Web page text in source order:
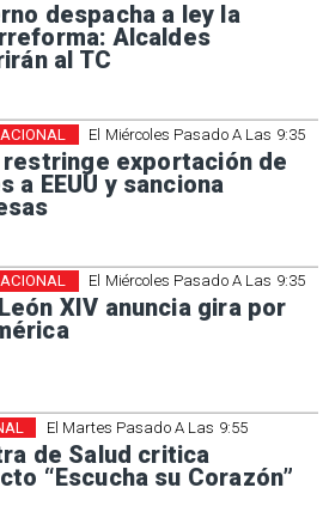
despacha a ley la
Alcaldes
al TC
El Miércoles Pasado A Las 9:35
restringe exportación de
a EEUU y sanciona
El Miércoles Pasado A Las 9:35
XIV anuncia gira por
El Martes Pasado A Las 9:55
de Salud critica
“Escucha su Corazón”